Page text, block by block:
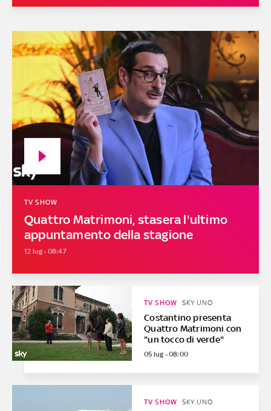
Quattro Matrimoni, stasera l'ultimo
appuntamento della stagione
TV SHOW
12 lug - 08:47
Costantino presenta
Quattro Matrimoni con
"un tocco di verde"
TV SHOW SKY UNO
05 lug - 08:00
TV SHOW SKY UNO